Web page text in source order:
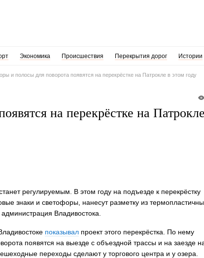
Экономика Происшествия Перекрытия дорог Истории
и полосы для поворота появятся на перекрёстке на Патрокле в этом году
на перекрёстке на
регулируемым. В этом году на подъезде к перекрёстку
знаки и светофоры, нанесут разметку из
администрация Владивостока.
показывал проект этого перекрёстка. По нему
появятся на выезде с объездной трассы и на заезде
переходы сделают у торгового центра и у озера.